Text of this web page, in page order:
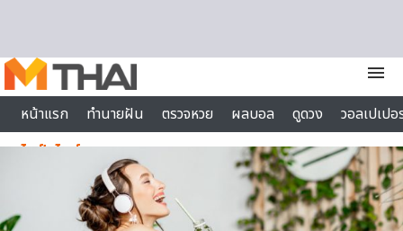
menu
หน้าแรก
ทำนายฝัน ตรวจหวย ผลบอล ดูดวง
วอลเปเป
ไลฟ์สไตล์